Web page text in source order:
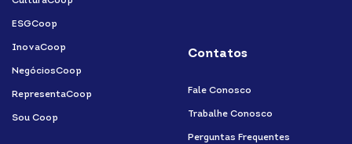
ESGCoop
InovaCoop
NegóciosCoop
RepresentaCoop
Sou Coop
Contatos
Fale Conosco
Trabalhe Conosco
Perguntas Frequentes